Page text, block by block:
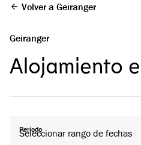
Volver a Geiranger
Geiranger
Alojamiento
Período
Seleccionar rango de fechas